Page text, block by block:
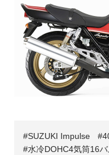
SUZUKI Impulse
水冷DOHC4気筒16